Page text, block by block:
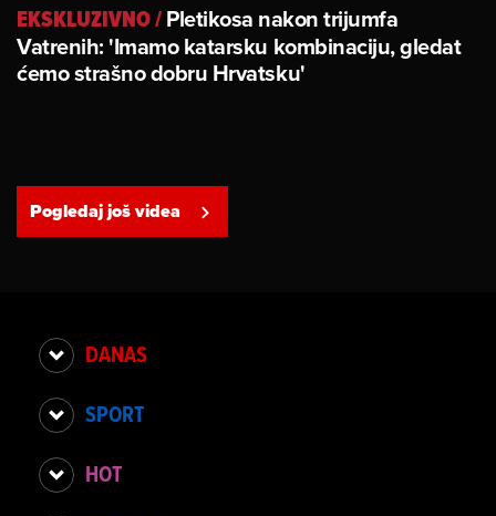
EKSKLUZIVNO/Pletikosa nakon trijumfa
Vatrenih: 'Imamo katarsku kombinaciju, gledat
ćemo strašno dobru Hrvatsku'
Pogledaj još videa
DANAS
SPORT
HOT